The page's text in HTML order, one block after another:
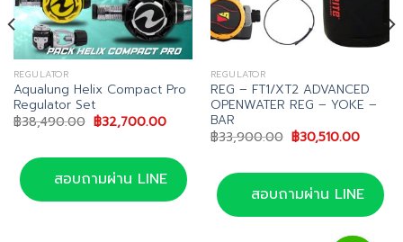
REGULATOR
Aqualung Helix Compact Pro
Regulator Set
฿38,490.00 Original
price
฿38,490.00.
฿32,700.00Current
฿32,700.00.
สอบถามผ่าน LINE
REGULATOR
REG – FT1/XT2 ADVANCED
OPENWATER REG – YOKE –
BAR
฿33,900.00 Original
price
฿33,900.00.
฿30,510.00Current
฿
สอบถามผ่าน LINE